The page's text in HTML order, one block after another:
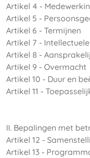
Artikel 4 -
Artikel 5 -
Artikel 6 - Termijnen
Artikel 7 -
Artikel 8 -
Artikel 9 - Overmacht
Artikel 10 - Duur en
Artikel 11 -
II. Bepalingen met
Artikel 12 -
Artikel 13 -